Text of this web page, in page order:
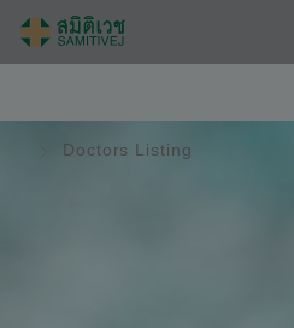
Doctors Listing